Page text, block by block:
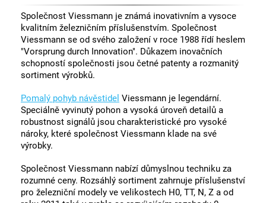
Společnost Viessmann je známá inovativním a vysoce
kvalitním železničním příslušenstvím. Společnost
Viessmann se od svého založení v roce 1988 řídí heslem
"Vorsprung durch Innovation". Důkazem inovačních
schopností společnosti jsou četné patenty a rozmanitý
sortiment výrobků.
Pomalý pohyb návěstidel Viessmann je legendární.
Speciálně vyvinutý pohon a vysoká úroveň detailů a
robustnost signálů jsou charakteristické pro vysoké
nároky, které společnost Viessmann klade na své
výrobky.
Společnost Viessmann nabízí důmyslnou techniku za
rozumné ceny. Rozsáhlý sortiment zahrnuje příslušenství
pro železniční modely ve velikostech H0, TT, N, Z a od